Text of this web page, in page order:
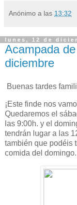
Anónimo a las 13:32
lunes, 12 de
Acampada
diciembre
Buenas tardes
¡Este finde nos
Quedaremos el
las 9:00h. y el
tendrán lugar a las
también que podéis
comida del domingo.